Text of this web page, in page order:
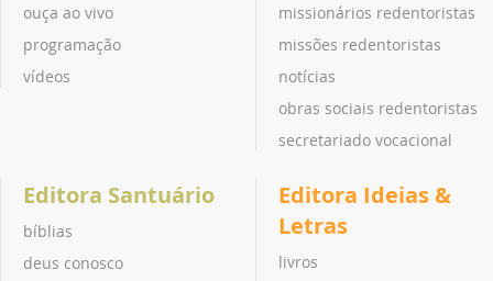
ouça ao vivo
programação
vídeos
missionários redentoristas
missões redentoristas
notícias
obras sociais redentoristas
secretariado vocacional
Editora Santuário
bíblias
deus conosco
Editora Ideias &
Letras
livros